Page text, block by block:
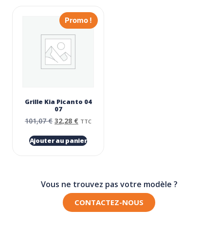
Promo !
Grille Kia Picanto 04
07
101,07€ 32,28 € TTC
Ajouter au panier
Vous ne trouvez pas votre modèle ?
CONTACTEZ-NOUS